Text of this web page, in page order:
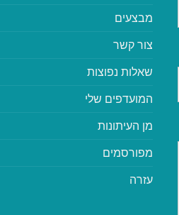
מבצעים
צור קשר
שאלות נפוצות
המועדפים שלי
מן העיתונות
מפורסמים
עזרה